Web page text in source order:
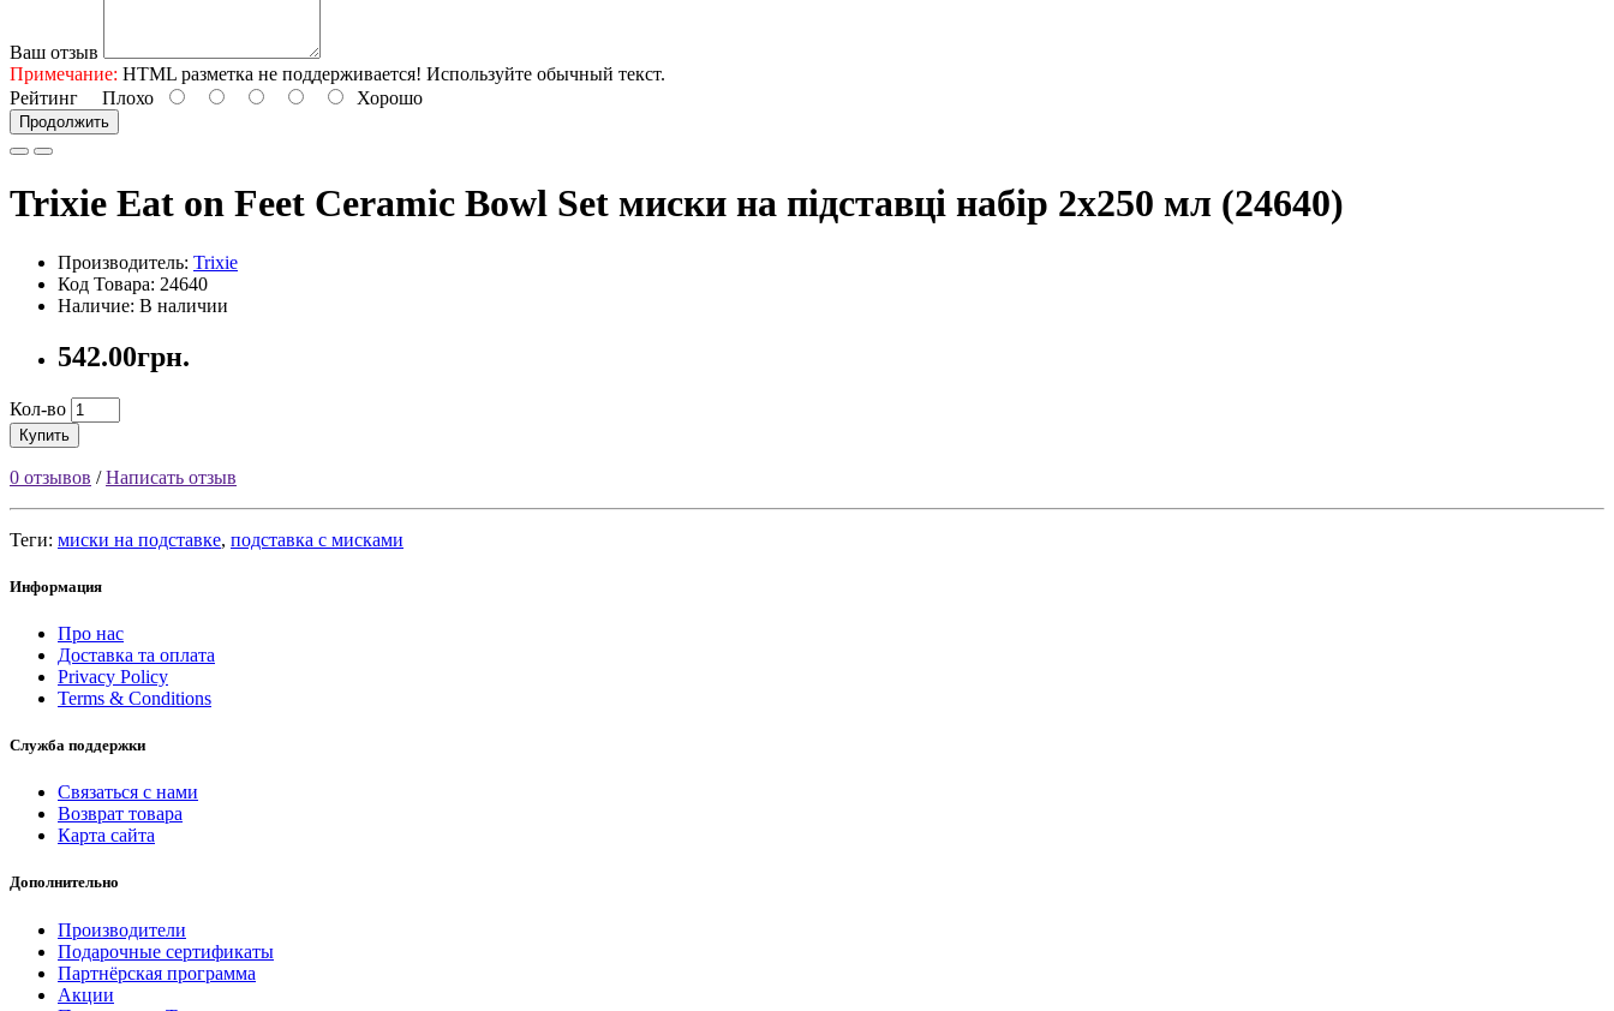
Ваш отзыв
Примечание: HTML разметка не поддерживается! Используйте обычный текст.
Рейтинг Плохо Хорошо
Продолжить
Trixie Eat on Feet Ceramic Bowl Set миски на підставці набір 2х250 мл (24640)
Производитель: Trixie
Код Товара: 24640
Наличие: В наличии
542.00грн.
Кол-во
Купить
0 отзывов /Написать отзыв
Теги: миски на подставке, подставка с мисками
Информация
Про нас
Доставка та оплата
Privacy Policy
Terms & Conditions
Служба поддержки
Связаться с нами
Возврат товара
Карта сайта
Дополнительно
Производители
Подарочные сертификаты
Партнёрская программа
Акции